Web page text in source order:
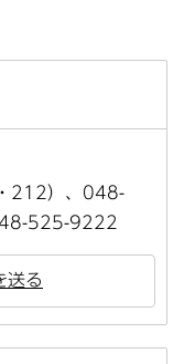
212）、048-
525-9222
送る